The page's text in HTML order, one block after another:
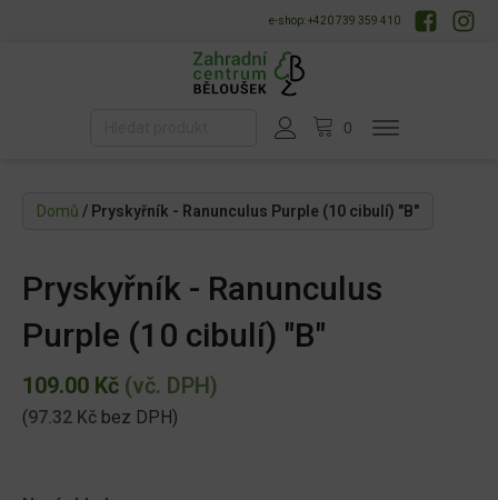
e-shop: +420 739 359 410
Domů / Pryskyřník - Ranunculus Purple (10 cibulí) "B"
Pryskyřník - Ranunculus
Purple (10 cibulí) "B"
109.00 Kč (vč. DPH)
(97.32 Kč bez DPH)